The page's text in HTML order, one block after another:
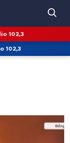
102,3
102,3